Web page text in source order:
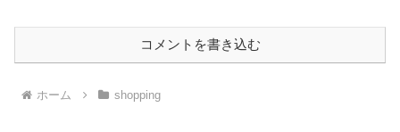
コメントを書き込む
ホーム shopping